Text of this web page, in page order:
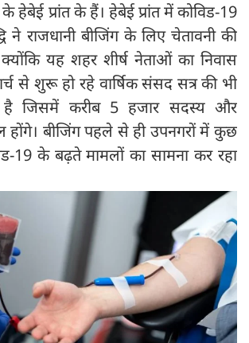
हेबेई प्रांत के हैं। हेबेई प्रांत में कोविड-19
ने राजधानी बीजिंग के लिए चेतावनी की
यह शहर शीर्ष नेताओं का निवास
से शुरू हो रहे वार्षिक संसद सत्र की भी
है जिसमें करीब 5 हजार सदस्य और
होंगे। बीजिंग पहले से ही उपनगरों में कुछ
19 के बढ़ते मामलों का सामना कर रहा